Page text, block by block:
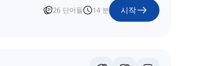
26 단어들 14 분 시작